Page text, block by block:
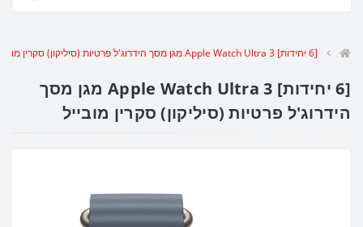
[6 יחידות] Apple Watch Ultra 3 מגן מסך הידרוג'ל פרטיות (סיליקון) סקרין מובייל
[6 יחידות] Apple Watch Ultra 3 מגן מסך
הידרוג'ל פרטיות (סיליקון) סקרין מובייל